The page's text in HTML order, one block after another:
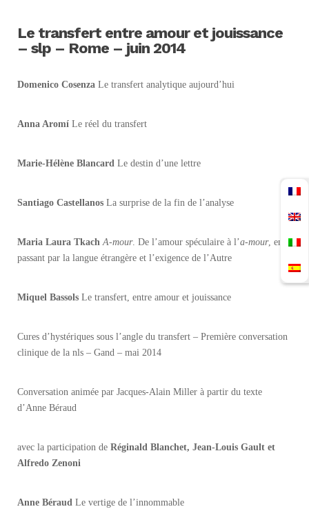
Le transfert entre amour et jouissance
– slp – Rome – juin 2014
Domenico Cosenza Le transfert analytique aujourd’hui
Anna Aromí Le réel du transfert
Marie-Hélène Blancard Le destin d’une lettre
Santiago Castellanos La surprise de la fin de l’analyse
Maria Laura Tkach A-mour. De l’amour spéculaire à l’a-mour, en
passant par la langue étrangère et l’exigence de l’Autre
Miquel Bassols Le transfert, entre amour et jouissance
Cures d’hystériques sous l’angle du transfert – Première conversation
clinique de la nls – Gand – mai 2014
Conversation animée par Jacques-Alain Miller à partir du texte
d’Anne Béraud
avec la participation de Réginald Blanchet, Jean-Louis Gault et
Alfredo Zenoni
Anne Béraud Le vertige de l’innommable